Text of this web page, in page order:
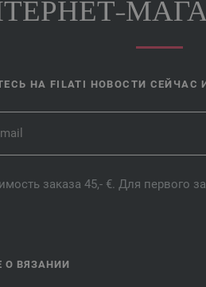
НА FILATI НОВОСТИ СЕЙЧАС
заказа 45,- €. Для первого
О ВЯЗАНИИ